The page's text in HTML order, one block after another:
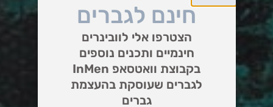
חינם לגברים
הצטרפו אלי לוובינרים
חינמיים ותכנים נוספים
בקבוצת וואטסאפ InMen
לגברים שעוסקת בהעצמת
גברים